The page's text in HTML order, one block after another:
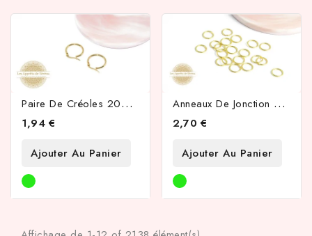
P
Aire De Créoles 20mm En Acier Inoxydable 304 Doré
1,94 €
Ajouter Au Panier
A
Nneaux De Jonction 8x1mm En Acier Inoxydable Doré 24k
2,70 €
Ajouter Au Panier